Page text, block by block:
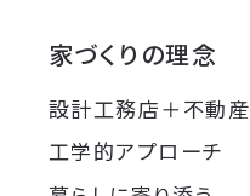
家づくりの理念
設計工務店＋不動産
工学的アプローチ